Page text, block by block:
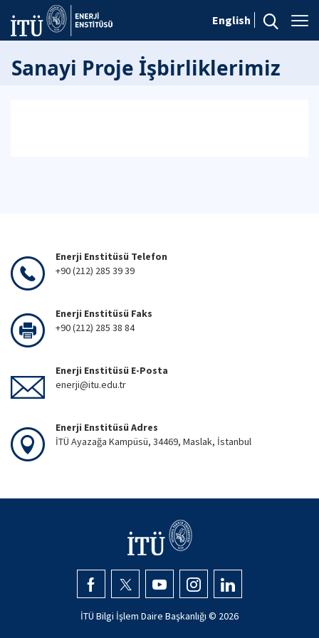
English
Sanayi Proje İşbirliklerimiz
Enerji Enstitüsü Telefon
+90 (212) 285 39 39
Enerji Enstitüsü Faks
+90 (212) 285 38 84
Enerji Enstitüsü E-Posta
enerji@itu.edu.tr
Enerji Enstitüsü Adres
İTÜ Ayazağa Kampüsü, 34469, Maslak, İstanbul
İTÜ Bilgi İşlem Daire Başkanlığı © 2026